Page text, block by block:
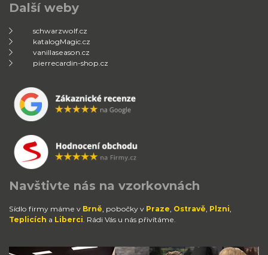
Další weby
schwarzwolf.cz
katalogMagic.cz
vanillaseason.cz
pierrecardin-shop.cz
Navštivte nás na vzorkovnách
Sídlo firmy máme v Brně, pobočky v Praze, Ostravě, Plzni,
Teplicích a Liberci. Rádi Vás u nás přivítáme.